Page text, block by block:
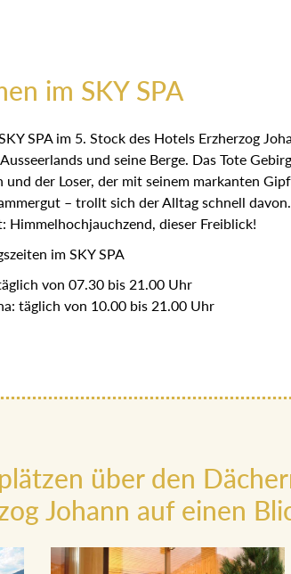
im SKY SPA
SPA im 5. Stock des Hotels Erzherzog
und seine Berge. Das Tote
der Loser, der mit seinem markanten
– trollt sich der Alltag schnell
Himmelhochjauchzend, dieser Freiblick!
im SKY SPA
von 07.30 bis 21.00 Uhr
täglich von 10.00 bis 21.00 Uhr
über den
Johann auf einen